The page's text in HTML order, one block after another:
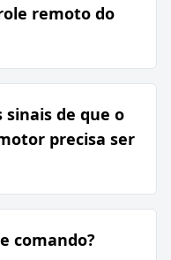
remoto do
sinais de que o
precisa ser
comando?